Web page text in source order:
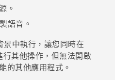
。
語音。
景中執行，讓您同時在
行其他操作，但無法開啟
的其他應用程式。